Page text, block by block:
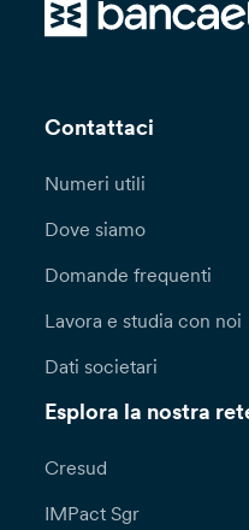
Contattaci
Numeri utili
Dove siamo
Domande frequenti
Lavora e studia con noi
Dati societari
Esplora la nostra
Cresud
IMPact Sgr